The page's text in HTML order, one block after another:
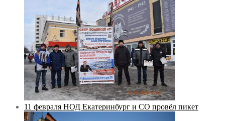
11 февраля НОД Екатеринбург и СО провёл пикет